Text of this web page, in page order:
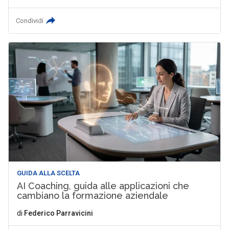
Condividi
GUIDA ALLA SCELTA
AI Coaching, guida alle applicazioni che
cambiano la formazione aziendale
di Federico Parravicini